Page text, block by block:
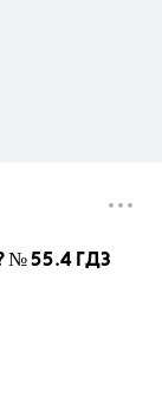
№ 55.4 ГДЗ